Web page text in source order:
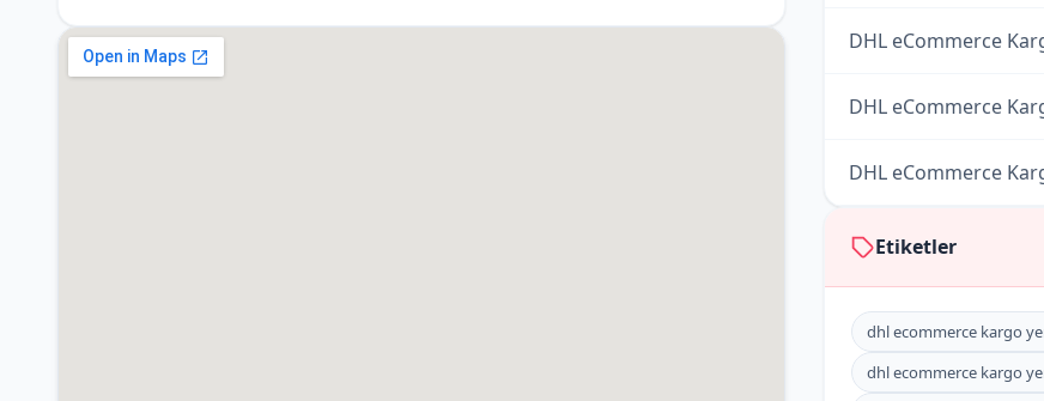
DHL eCommerce
DHL eCommerce
DHL eCommerce
DHL eCommerce
DHL eCommerce
Etiketler
dhl ecommerce kargo
dhl ecommerce kargo